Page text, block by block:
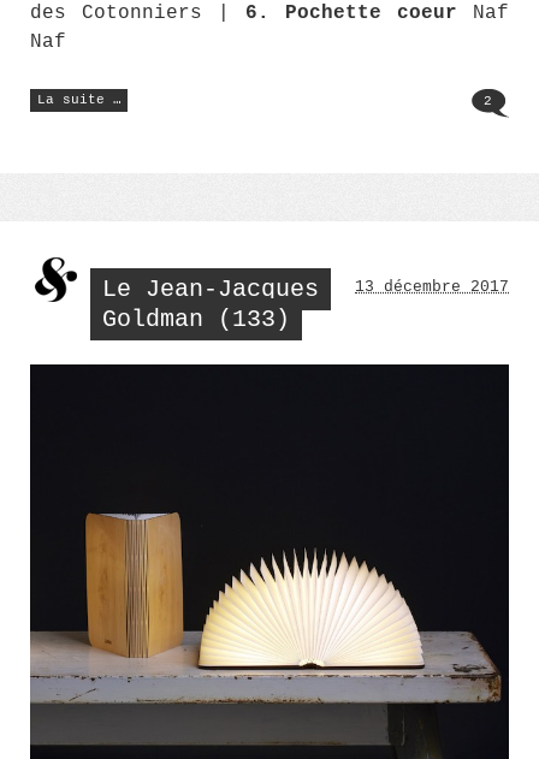
des Cotonniers | 6. Pochette coeur Naf
Naf
La suite …
« 3
tenues
2
Le Jean-Jacques
Goldman (133)
13 décembre 2017